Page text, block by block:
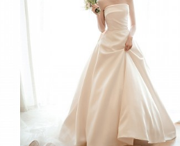
더채플앳논현